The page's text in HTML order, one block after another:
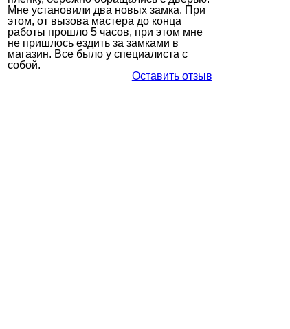
Мне установили два новых замка. При
этом, от вызова мастера до конца
работы прошло 5 часов, при этом мне
не пришлось ездить за замками в
магазин. Все было у специалиста с
собой.
Оставить отзыв